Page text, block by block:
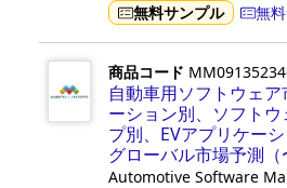
無料サンプル
無
商品コード
自動車用ソフトウェ
ーション別、ソフト
プ別、EVアプリケー
グローバル市場予測（
Automotive Software